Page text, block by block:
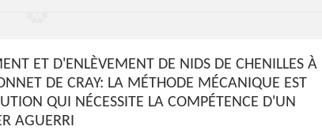
ET D'ENLÈVEMENT DE NIDS DE CHENILLES À
DE CRAY: LA MÉTHODE MÉCANIQUE EST
QUI NÉCESSITE LA COMPÉTENCE D'UN
AGUERRI